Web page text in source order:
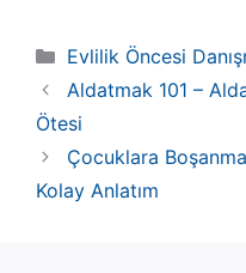
Kategoriler
Evlilik Öncesi
Aldatmak 101 –
Ötesi
Çocuklara
Kolay Anlatım